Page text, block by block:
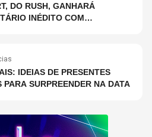
DO RUSH, GANHARÁ
INÉDITO COM
PARA SURPREENDER NA DATA